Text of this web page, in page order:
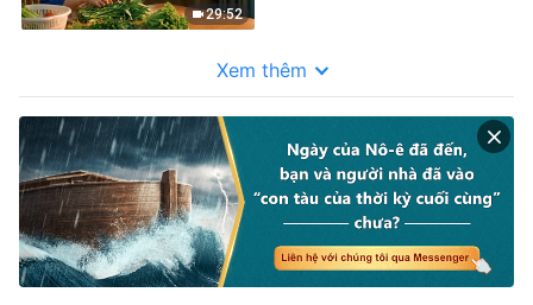
29:52
Xem thêm